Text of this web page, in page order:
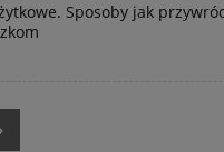
Sposoby jak